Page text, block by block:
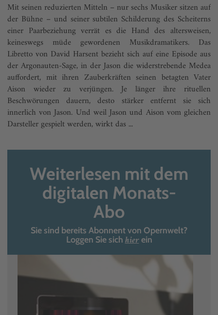
Mit seinen reduzierten Mitteln – nur sechs Musiker sitzen auf
der Bühne – und seiner subtilen Schilderung des Scheiterns
einer Paarbeziehung verrät es die Hand des altersweisen,
keineswegs müde gewordenen Musikdramatikers. Das
Libretto von David Harsent bezieht sich auf eine Episode aus
der Argonauten-Sage, in der Jason die widerstrebende Medea
auffordert, mit ihren Zauberkräften seinen betagten Vater
Aison wieder zu verjüngen. Je länger ihre rituellen
Beschwörungen dauern, desto stärker entfernt sie sich
innerlich von Jason. Und weil Jason und Aison vom gleichen
Darsteller gespielt werden, wirkt das ...
Weiterlesen mit dem
digitalen Monats-
Abo
Sie sind bereits Abonnent von Opernwelt?
Loggen Sie sich hierein